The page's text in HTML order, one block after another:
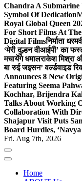
Chandra A
Symbol Of Dedication
Royal Global Queen
For Short Films At
Digital Filmsनिर्माता
‘मेरी दुल्हन वीआईपी’ का
मचायेंगे धमालराकेश मिश्रा
बा रुई जइसन’ वर्ल्डवाइड
Announces 8 New
Featuring Seema
Kochhar, Brijendra
Talks About Working
Collaboration With
Shajapur Visit Puts
Board Hurdles,
Fri. Aug 7th, 2026
Home